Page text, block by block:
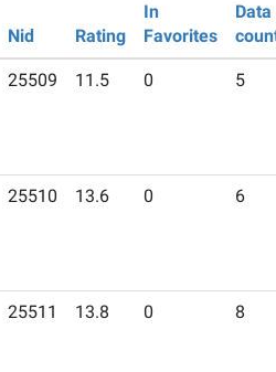
Nid Rating
In
Favorites
Data
25509 11.5 0 5
25510 13.6 0 6
25511 13.8 0 8